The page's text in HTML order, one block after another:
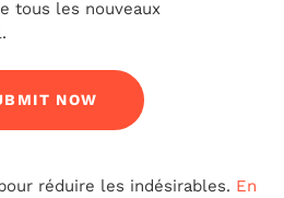
tous les nouveaux
réduire les indésirables. En